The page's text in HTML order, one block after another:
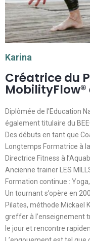
Karina
Créatrice du
Diplômée de l’Education
également titulaire du
Des débuts en tant que
Longtemps Formatrice à
Directrice Fitness à
Ancienne trainer LES
Formation continue :
Un tournant s’opère en
Pilates, méthode Mickael
greffer à l’enseignement
le jour et rencontre